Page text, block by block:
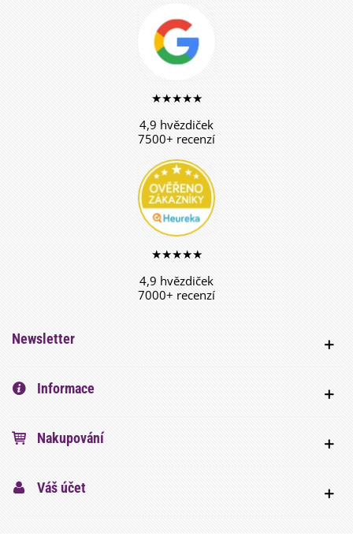
★★★★★
4,9 hvězdiček
7500+ recenzí
★★★★★
4,9 hvězdiček
7000+ recenzí
Newsletter
Informace
Nakupování
Váš účet